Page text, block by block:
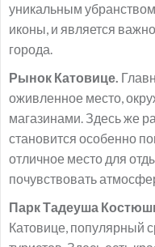
уникальным
иконы, и является
города.
Рынок Катовице.
оживленное место,
магазинами. Здесь же
становится особенно
отличное место для
почувствовать
Парк Тадеуша
Катовице, популярный